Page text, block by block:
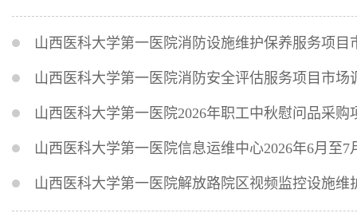
山西医科大学第一医院消防设施维护保养服务项目
山西医科大学第一医院消防安全评估服务项目市场
山西医科大学第一医院2026年职工中秋慰问品采购
山西医科大学第一医院信息运维中心2026年6月至7
山西医科大学第一医院解放路院区视频监控设施